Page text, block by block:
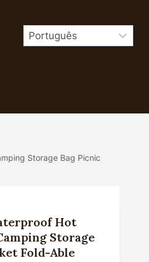
Storage Bag Picnic
Hot
Storage
Fold-Able